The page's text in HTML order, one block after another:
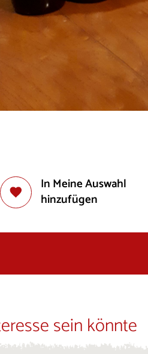
In Meine Auswahl
hinzufügen
sein könnte